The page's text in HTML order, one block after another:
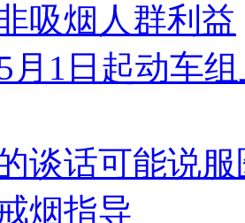
吸烟人群利益
月1日起动车
谈话可能说
烟指导